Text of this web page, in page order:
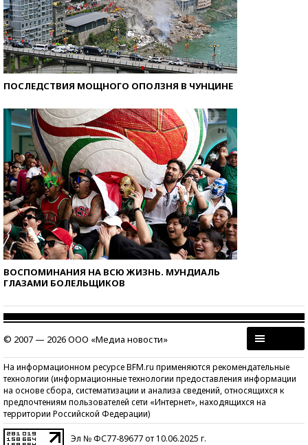
ПОСЛЕДСТВИЯ МОЩНОГО ОПОЛЗНЯ В ЧУНЦИНЕ
ВОСПОМИНАНИЯ НА ВСЮ ЖИЗНЬ. МУНДИАЛЬ
ГЛАЗАМИ БОЛЕЛЬЩИКОВ
© 2007 — 2026 ООО «Медиа новости»
На информационном ресурсе BFM.ru применяются рекомендательные
технологии (информационные технологии предоставления информации
на основе сбора, систематизации и анализа сведений, относящихся к
предпочтениям пользователей сети «Интернет», находящихся на
территории Российской Федерации)
Эл № ФС77-89677 от 10.06.2025 г.